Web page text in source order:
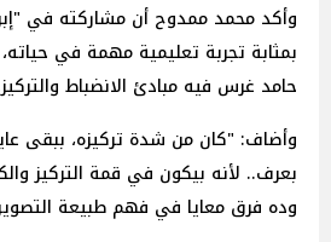
وأكد محمد ممدوح أن مشاركته في
بمثابة تجربة تعليمية مهمة في
حامد غرس فيه مبادئ الانضباط
وأضاف: "كان من شدة تركيزه، ببقى
بعرف.. لأنه بيكون في قمة التركيز
وده فرق معايا في فهم طبيعة